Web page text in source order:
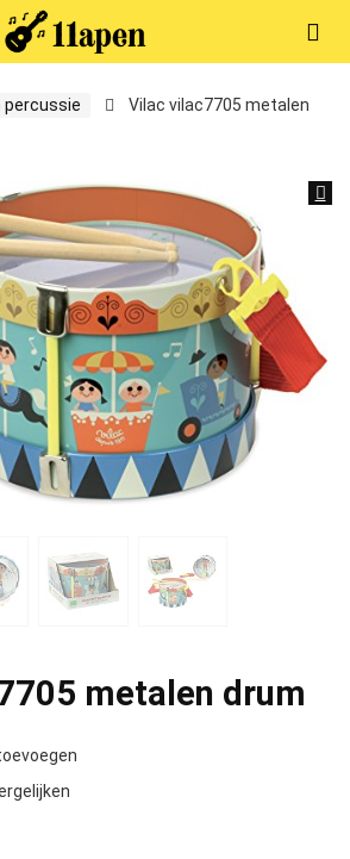
percussie
Vilac vilac7705 metalen
metalen drum